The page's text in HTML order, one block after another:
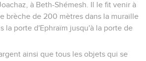
à Beth-Shémesh. Il le fit venir à
brèche de 200 mètres dans la muraille
la porte d'Ephraïm jusqu'à la porte de
ainsi que tous les objets qui se